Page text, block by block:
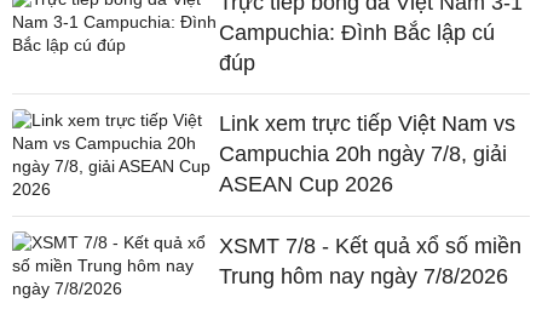
Campuchia: Đình Bắc lập cú
đúp
Link xem trực tiếp Việt Nam vs
Campuchia 20h ngày 7/8, giải
ASEAN Cup 2026
XSMT 7/8 - Kết quả xổ số miền
Trung hôm nay ngày 7/8/2026